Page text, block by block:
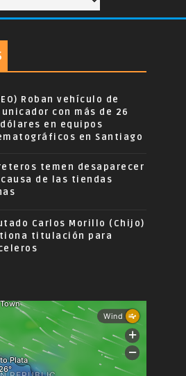
Roban vehículo de
con más de 26
en equipos
en Santiago
temen desaparecer
de las tiendas
Carlos Morillo (Chijo)
titulación para